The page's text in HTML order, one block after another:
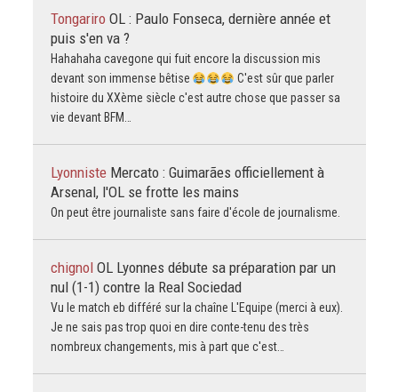
Tongariro OL : Paulo Fonseca, dernière année et
puis s'en va ?
Hahahaha cavegone qui fuit encore la discussion mis
devant son immense bêtise
C'est sûr que parler
histoire du XXème siècle c'est autre chose que passer sa
vie devant BFM…
Lyonniste Mercato : Guimarães officiellement à
Arsenal, l'OL se frotte les mains
On peut être journaliste sans faire d'école de journalisme.
chignol OL Lyonnes débute sa préparation par un
nul (1-1) contre la Real Sociedad
Vu le match eb différé sur la chaîne L'Equipe (merci à eux).
Je ne sais pas trop quoi en dire conte-tenu des très
nombreux changements, mis à part que c'est…